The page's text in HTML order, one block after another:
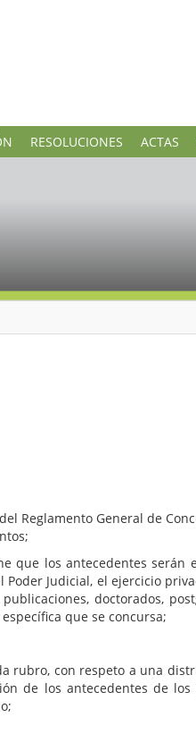
RESOLUCIONES ACTAS
General de
antecedentes serán
Judicial, el ejercicio
doctorados,
que se concursa;
con respeto a una
de los antecedentes de